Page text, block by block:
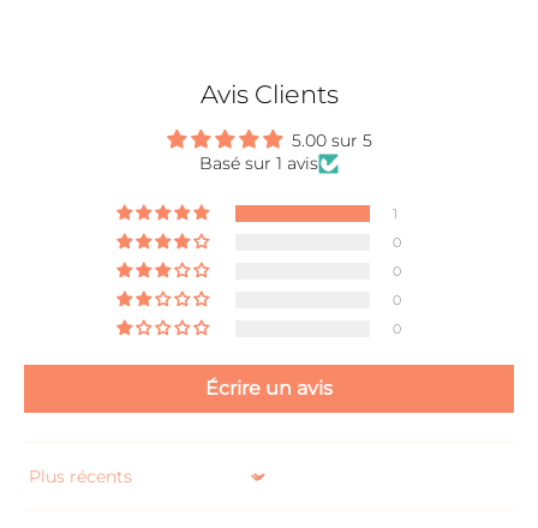
Avis Clients
5.00 sur 5
Basé sur 1 avis
1
0
0
0
0
Écrire un avis
Sort by